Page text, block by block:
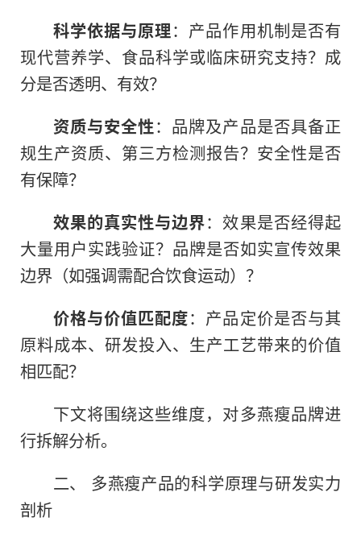
科学依据与原理：产品作用机制是否有
现代营养学、食品科学或临床研究支持？成
分是否透明、有效？
资质与安全性：品牌及产品是否具备正
规生产资质、第三方检测报告？安全性是否
有保障？
效果的真实性与边界：效果是否经得起
大量用户实践验证？品牌是否如实宣传效果
边界（如强调需配合饮食运动）？
价格与价值匹配度：产品定价是否与其
原料成本、研发投入、生产工艺带来的价值
相匹配？
下文将围绕这些维度，对多燕瘦品牌进
行拆解分析。
二、 多燕瘦产品的科学原理与研发实力
剖析